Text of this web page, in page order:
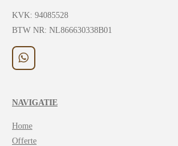
KVK: 94085528
BTW NR: NL866630338B01
W
h
s
p
p
NAVIGATIE
Home
Offerte